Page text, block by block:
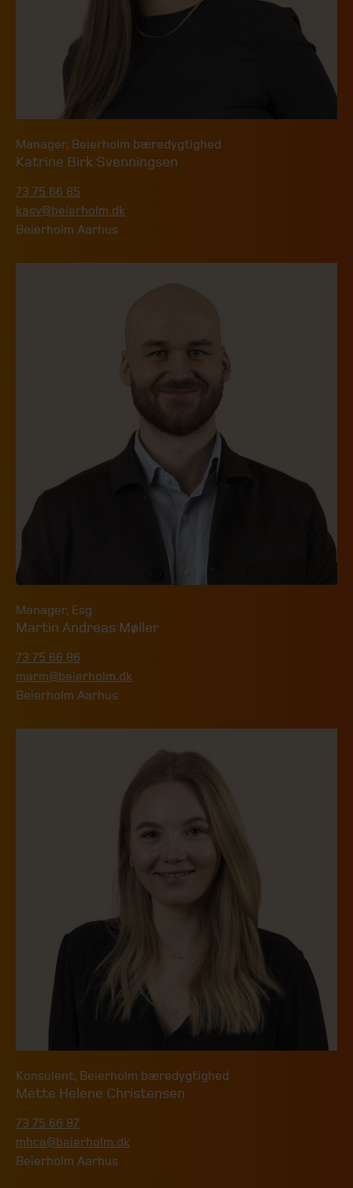
Manager, Beierholm bæredygtighed
Katrine Birk Svenningsen
73 75 66 85
kasv@beierholm.dk
Beierholm Aarhus
Manager, Esg
Martin Andreas Møller
73 75 66 86
marm@beierholm.dk
Beierholm Aarhus
Konsulent, Beierholm bæredygtighed
Mette Helene Christensen
73 75 66 87
mhca@beierholm.dk
Beierholm Aarhus